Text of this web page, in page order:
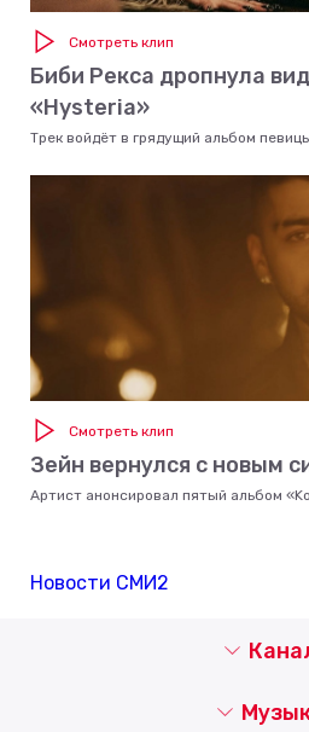
Смотреть клип
Биби Рекса дропнула
«Hysteria»
Трек войдёт в грядущий альбом
Смотреть клип
Зейн вернулся с новым
Артист анонсировал пятый альбом
Новости СМИ2